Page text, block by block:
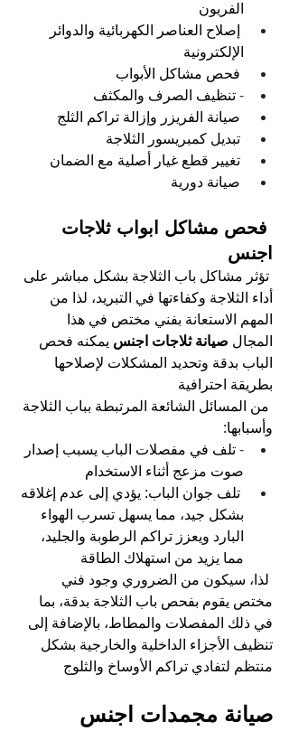
الفريون
إصلاح العناصر الكهربائية والدوائر
الإلكترونية
فحص مشاكل الأبواب
- تنظيف الصرف والمكثف
صيانة الفريزر وإزالة تراكم الثلج
تبديل كمبريسور الثلاجة
تغيير قطع غيار أصلية مع الضمان
صيانة دورية
فحص مشاكل ابواب ثلاجات
اجنس
تؤثر مشاكل باب الثلاجة بشكل مباشر على
أداء الثلاجة وكفاءتها في التبريد، لذا من
المهم الاستعانة بفني مختص في هذا
المجال صيانة ثلاجات اجنس يمكنه فحص
الباب بدقة وتحديد المشكلات لإصلاحها
بطريقة احترافية
من المسائل الشائعة المرتبطة بباب الثلاجة
وأسبابها:
- تلف في مفصلات الباب يسبب إصدار
صوت مزعج أثناء الاستخدام
تلف جوان الباب: يؤدي إلى عدم إغلاقه
بشكل جيد، مما يسهل تسرب الهواء
البارد ويعزز تراكم الرطوبة والجليد،
مما يزيد من استهلاك الطاقة
لذا، سيكون من الضروري وجود فني
مختص يقوم بفحص باب الثلاجة بدقة، بما
في ذلك المفصلات والمطاط، بالإضافة إلى
تنظيف الأجزاء الداخلية والخارجية بشكل
منتظم لتفادي تراكم الأوساخ والثلوج
صيانة مجمدات اجنس